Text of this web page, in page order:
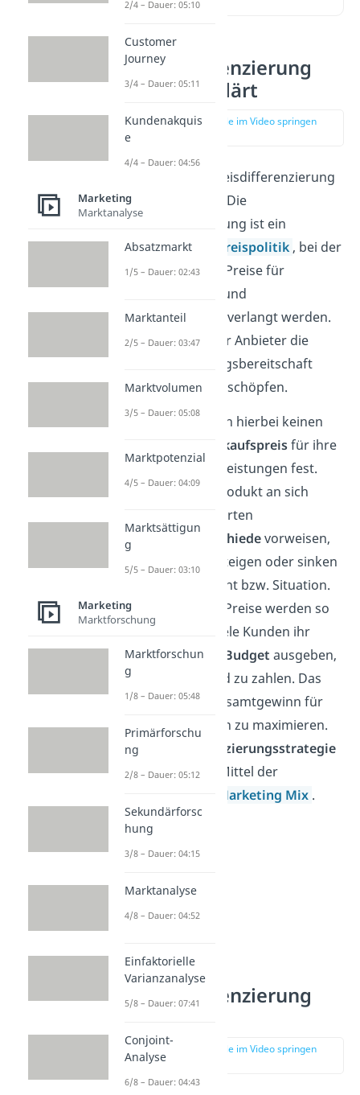
Preisdifferenzierung
einfach erklärt
zur Stelle im Video springen
Eine mögliche Preisdifferenzierung
Definition lautet: Die
Preisdifferenzierung ist ein
Instrument der
Preispolitik , bei der
unterschiedliche Preise für
identische Sach- und
Dienstleistungen verlangt werden.
Dadurch kann der Anbieter die
maximale Zahlungsbereitschaft
seiner Kunden abschöpfen.
Die Anbieter legen hierbei keinen
Verkaufspreisfür ihre
Sach- und Dienstleistungen fest.
Zwar kann das Produkt an sich
keine nennenswerten
Qualitätsunterschiedevorweisen,
doch die Preise steigen oder sinken
je nach Konsument bzw. Situation.
Kurz gesagt: Die Preise werden so
gestaltet, dass viele Kunden ihr
größtmögliches Budget ausgeben,
das sie bereit sind zu zahlen. Das
Zielist es, den Gesamtgewinn für
das Unternehmen zu maximieren.
Die
Preisdifferenzierungsstrategie
ist ein beliebtes Mittel der
Marketing Mix .
Preisdifferenzierung
zur Stelle im Video springen
2/4 – Dauer: 05:10
Customer
Journey
3/4 – Dauer: 05:11
Kundenakquis
e
4/4 – Dauer: 04:56
Marketing
Marktanalyse
Absatzmarkt
1/5 – Dauer: 02:43
Marktanteil
2/5 – Dauer: 03:47
Marktvolumen
3/5 – Dauer: 05:08
Marktpotenzial
4/5 – Dauer: 04:09
Marktsättigun
g
5/5 – Dauer: 03:10
Marketing
Marktforschung
Marktforschun
g
1/8 – Dauer: 05:48
Primärforschu
ng
2/8 – Dauer: 05:12
Sekundärforsc
hung
3/8 – Dauer: 04:15
Marktanalyse
4/8 – Dauer: 04:52
Einfaktorielle
Varianzanalyse
5/8 – Dauer: 07:41
Conjoint-
Analyse
6/8 – Dauer: 04:43